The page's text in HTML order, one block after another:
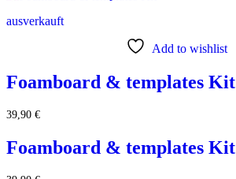
ausverkauft
Add to wishlist
Foamboard & templates Kit
39,90 €
Foamboard & templates Kit